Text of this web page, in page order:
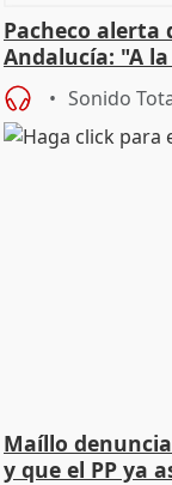
Pacheco alerta
Andalucía: "A
Sonido
Maíllo
y que el PP ya